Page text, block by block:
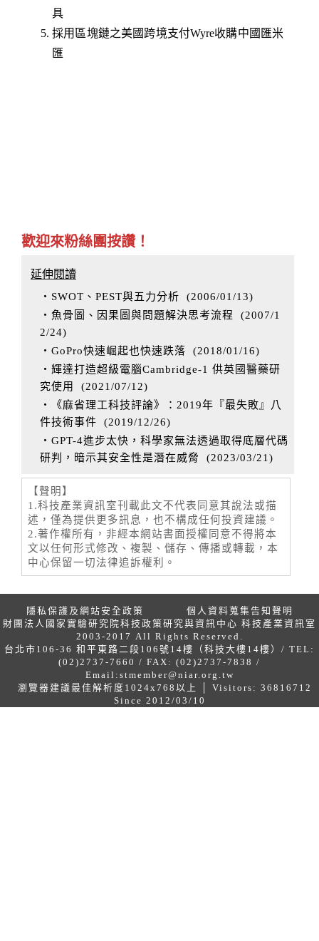
具
採用區塊鏈之美國跨境支付Wyre收購中國匯米
匯
歡迎來粉絲團按讚！
延伸閱讀
‧SWOT、PEST與五力分析 (2006/01/13)
‧魚骨圖、因果圖與問題解決思考流程
(2007/1
2/24)
‧GoPro快速崛起也快速跌落 (2018/01/16)
‧輝達打造超級電腦Cambridge-1 供英國醫藥研
究使用
(2021/07/12)
‧《麻省理工科技評論》：2019年『最失敗』八
件技術事件 (2019/12/26)
‧GPT-4進步太快，科學家無法透過取得底層代碼
研判，暗示其安全性是潛在威脅
(2023/03/21 )
【聲明】
1.科技產業資訊室刊載此文不代表同意其說法或描
述，僅為提供更多訊息，也不構成任何投資建議。
2.著作權所有，非經本網站書面授權同意不得將本
文以任何形式修改、複製、儲存、傳播或轉載，本
中心保留一切法律追訴權利。
隱私保護及網站安全政策
個人資料蒐集告知聲明
財團法人國家實驗研究院科技政策研究與資訊中心 科技產業資訊室
2003-2017 All Rights Reserved.
台北市106-36 和平東路二段106號14樓（科技大樓14樓）/ TEL:
(02)2737-7660 / FAX: (02)2737-7838 /
Email: stmember@niar.org.tw
瀏覽器建議最佳解析度1024x768以上 │ Visitors: 36816712
Since 2012/03/10